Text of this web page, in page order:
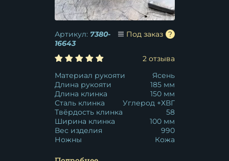
Артикул: 7380-
16643
Под заказ
2 отзыва
Материал рукояти
Ясень
Длина рукояти
185 мм
Длина клинка
150 мм
Сталь клинка
Углерод +ХВГ
Твёрдость клинка
58
Ширина клинка
100 мм
Вес изделия
990
Ножны
Кожа